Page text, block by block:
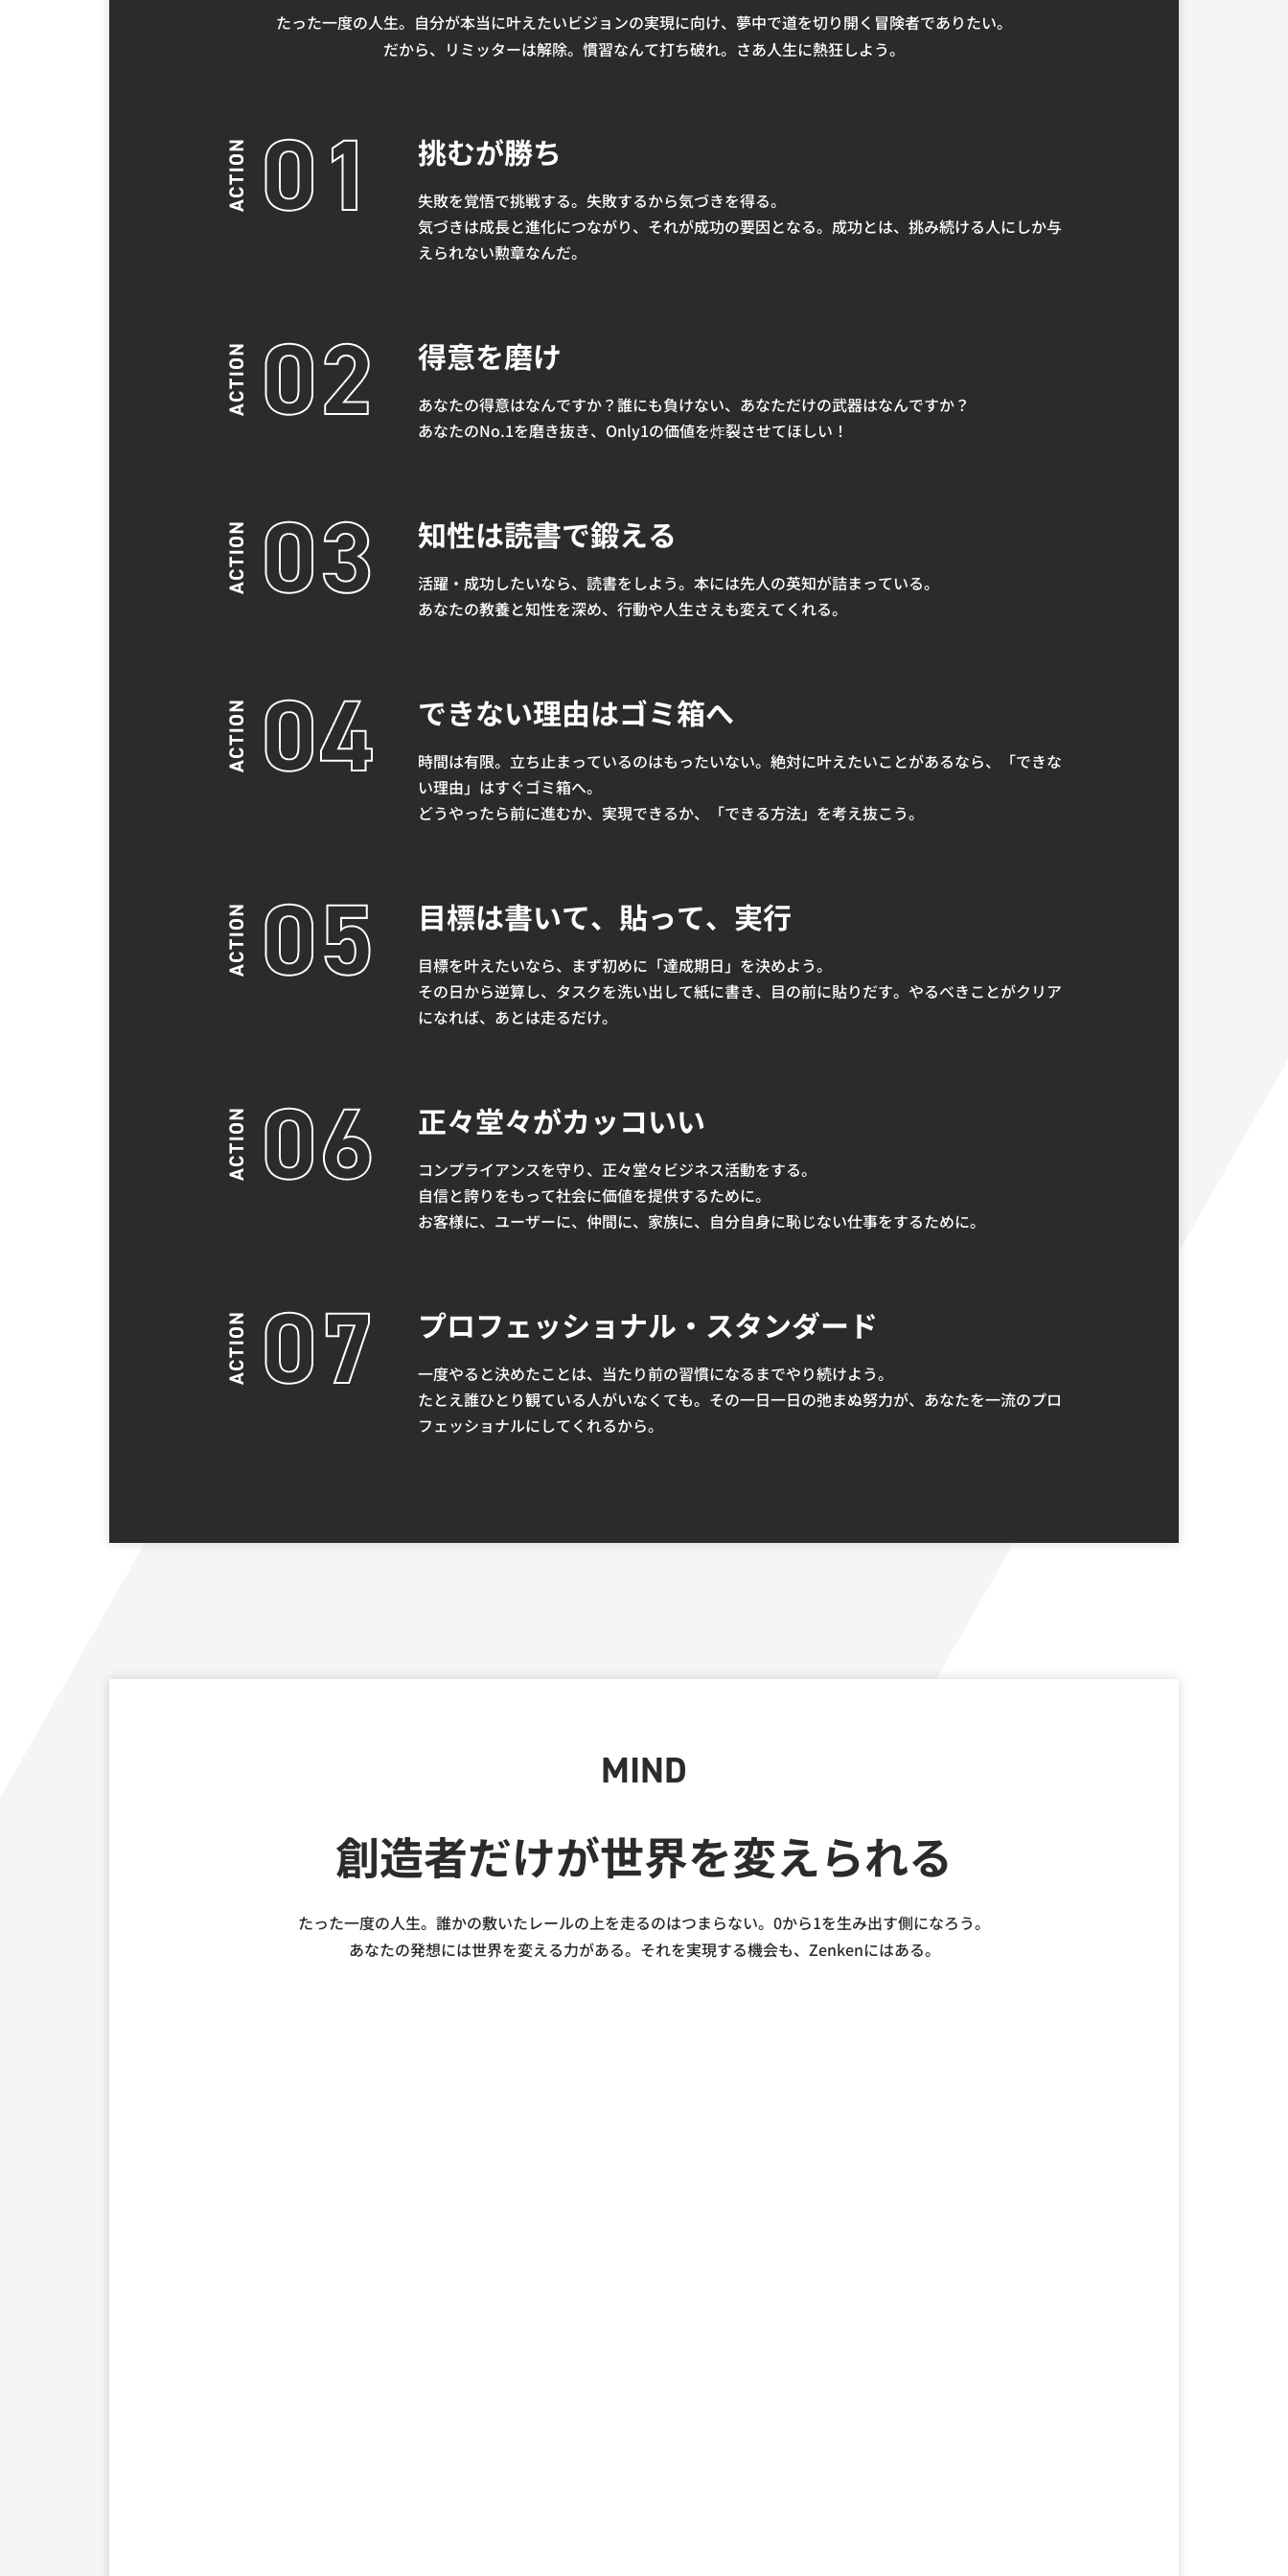
たった一度の人生。自分が本当に叶えたいビジョンの実現に向け、夢中で道を切り開く冒険者でありたい。
だから、リミッターは解除。慣習なんて打ち破れ。さあ人生に熱狂しよう。
挑むが勝ち
失敗を覚悟で挑戦する。失敗するから気づきを得る。
気づきは成長と進化につながり、それが成功の要因となる。成功とは、挑み続ける人にしか与
えられない勲章なんだ。
得意を磨け
あなたの得意はなんですか？誰にも負けない、あなただけの武器はなんですか？
あなたのNo.1を磨き抜き、Only1の価値を炸裂させてほしい！
知性は読書で鍛える
活躍・成功したいなら、読書をしよう。本には先人の英知が詰まっている。
あなたの教養と知性を深め、行動や人生さえも変えてくれる。
できない理由はゴミ箱へ
時間は有限。立ち止まっているのはもったいない。絶対に叶えたいことがあるなら、「できな
い理由」はすぐゴミ箱へ。
どうやったら前に進むか、実現できるか、「できる方法」を考え抜こう。
目標は書いて、貼って、実行
目標を叶えたいなら、まず初めに「達成期日」を決めよう。
その日から逆算し、タスクを洗い出して紙に書き、目の前に貼りだす。やるべきことがクリア
になれば、あとは走るだけ。
正々堂々がカッコいい
コンプライアンスを守り、正々堂々ビジネス活動をする。
自信と誇りをもって社会に価値を提供するために。
お客様に、ユーザーに、仲間に、家族に、自分自身に恥じない仕事をするために。
プロフェッショナル・スタンダード
一度やると決めたことは、当たり前の習慣になるまでやり続けよう。
たとえ誰ひとり観ている人がいなくても。その一日一日の弛まぬ努力が、あなたを一流のプロ
フェッショナルにしてくれるから。
MIND
創造者だけが世界を変えられる
たった一度の人生。誰かの敷いたレールの上を走るのはつまらない。0から1を生み出す側になろう。
あなたの発想には世界を変える力がある。それを実現する機会も、Zenkenにはある。